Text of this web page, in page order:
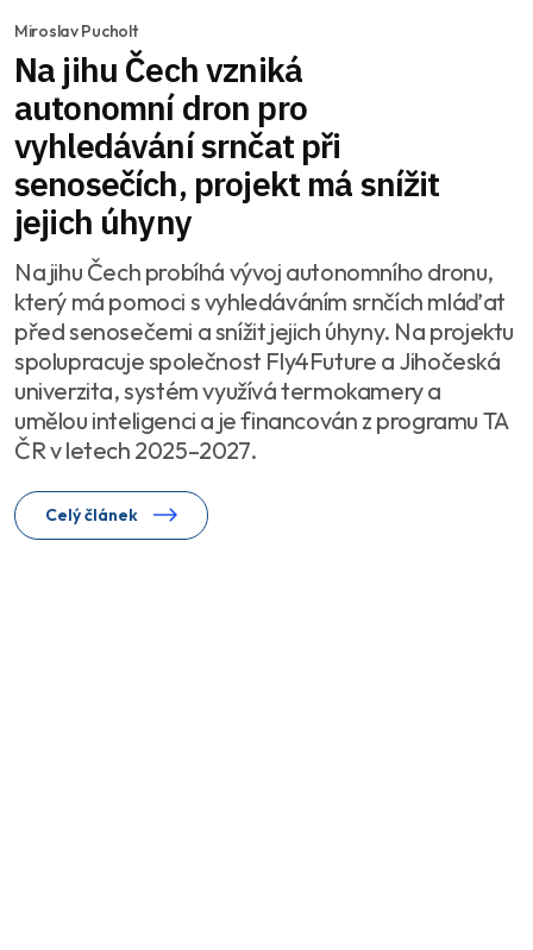
Miroslav Pucholt
Na jihu Čech vzniká
autonomní dron pro
vyhledávání srnčat při
senosečích, projekt má snížit
jejich úhyny
Na jihu Čech probíhá vývoj autonomního dronu,
který má pomoci s vyhledáváním srnčích mláďat
před senosečemi a snížit jejich úhyny. Na projektu
spolupracuje společnost Fly4Future a Jihočeská
univerzita, systém využívá termokamery a
umělou inteligenci a je financován z programu TA
ČR v letech 2025–2027.
Celý článek